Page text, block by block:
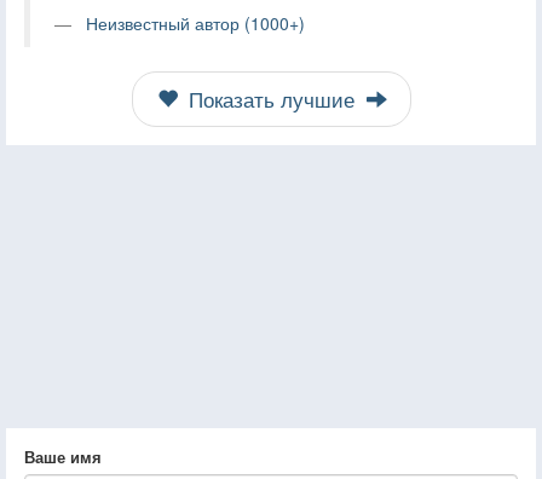
Неизвестный автор (1000+)
Показать лучшие
Ваше имя